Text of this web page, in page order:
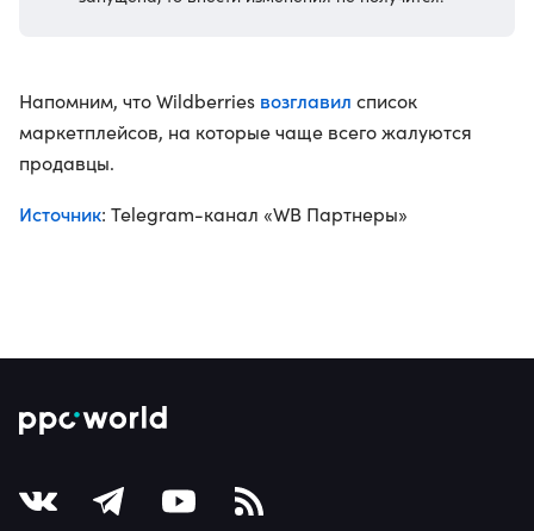
Напомним, что Wildberries возглавил список
маркетплейсов, на которые чаще всего жалуются
продавцы.
Источник: Telegram-канал «WB Партнеры»